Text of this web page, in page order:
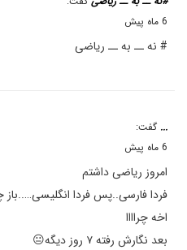
6 ماه پیش
# نه ــ به ــ ریاضی
... گفت:
6 ماه پیش
امروز ریاضی داشتم
فردا فارسی..پس فردا انگلیسی…..باز
اخه چراااا
بعد نگارش رفته ۷ روز دیگه😐